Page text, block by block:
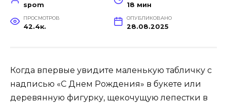
spom 18 мин
ПРОСМОТРОВ
42.4к.
ОПУБЛИКОВАНО
28.08.2025
Когда впервые увидите маленькую табличку с
надписью «С Днем Рождения» в букете или
деревянную фигурку, щекочущую лепестки в